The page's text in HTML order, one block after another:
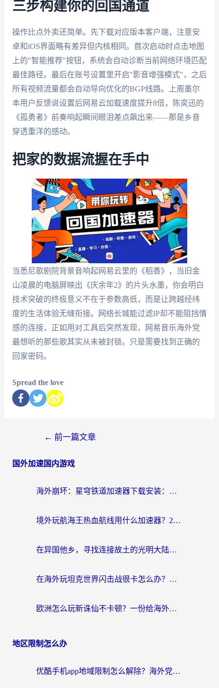
三步构建你的回国通道
操作比点外卖还简单。先下载对应版本客户端，注意安
卓和iOS界面略有差异但内核相同。首次启动时点击地图
上的"智能推荐"按钮，系统会自动诊断当前网络环境匹配
最佳路径。最后在账号设置里开启"影音增强模式"，之后
所有视频流量都会自动导向优化的BGP线路。上周墨尔
本用户反馈说设置后网易云加载速度提升8倍，陈奕迅的
《孤勇者》前奏响起瞬间眼泪差点飙出来——那是乡音
穿透重洋的感动。
把家的数据流握在手中
当悉尼歌剧院背景音响起网易云里的《稻香》，当旧金
山凌晨的电脑屏映出《庆余年2》的片头水墨，你会明白
技术突破的终极意义不在于参数高低，而是让跨越经纬
度的生活体验无缝衔接。网络长城能过滤IP却不能阻挡情
感的连接，正如用对工具后突然发现，网易音乐海外党
最想听的那些歌其实从未被封锁。只是需要找到正确的
回家密码。
Spread the love
← 前一篇文章
国外加速国内游戏
海外崩坏：星穹铁道加速器下载安装：一份给游子的终极网络指南
境外玩航海王热血航线用什么加速器？2026海外玩家实测最优方案（附欧洲问道堡垒前线加速技巧）
在异国他乡，寻找连接故土的光明大陆免费加速器
在海外玩坦克世界闪击战很卡怎么办？老玩家亲测有效的加速器选择指南
欧洲怎么玩新诛仙不卡顿？一份给海外游子的国服游戏畅玩指南
地区限制怎么办
优酷手机app地域限制怎么解除？海外党亲测有效的追剧方案